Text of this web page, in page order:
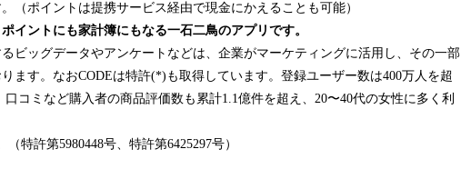
（ポイントは提携サービス経由で現金にかえることも可能）
イントにも家計簿にもなる一石二鳥のアプリです。
ビッグデータやアンケートなどは、企業がマーケティングに活用し、その一部
ます。なおCODEは特許(*)も取得しています。登録ユーザー数は400万人を超
コミなど購入者の商品評価数も累計1.1億件を超え、20〜40代の女性に多く利
特許第5980448号、特許第6425297号）